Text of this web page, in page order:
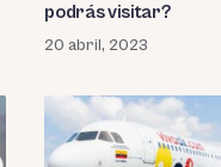
podrás visitar?
20 abril, 2023